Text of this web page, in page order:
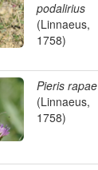
podalirius
(Linnaeus,
1758)
Pieris rapae
(Linnaeus,
1758)